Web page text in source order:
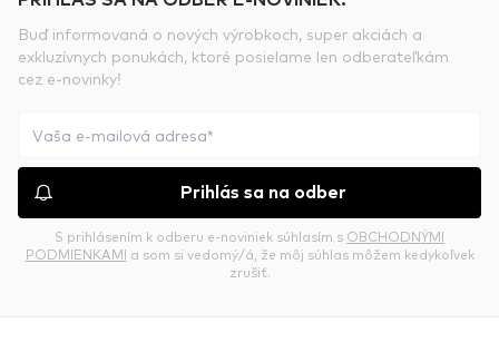
Buď informovaná o nových výrobkoch, super akciách a
exkluzívnych ponukách, ktoré posielame len odberateľkám
cez e-novinky!
Prihlás sa na odber
S prihlásením k odberu e-noviniek súhlasím s OBCHODNÝMI
PODMIENKAMI a som si vedomý/á, že môj súhlas môžem kedykoľvek
zrušiť.